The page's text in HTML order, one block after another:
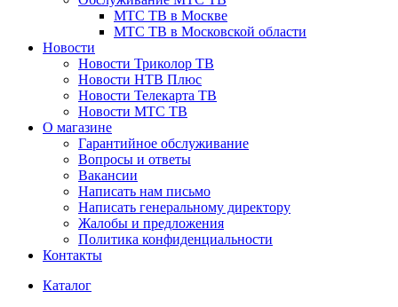
МТС ТВ в Москве
МТС ТВ в Московской области
Новости
Новости Триколор ТВ
Новости НТВ Плюс
Новости Телекарта ТВ
Новости МТС ТВ
О магазине
Гарантийное обслуживание
Вопросы и ответы
Вакансии
Написать нам письмо
Написать генеральному директору
Жалобы и предложения
Политика конфиденциальности
Контакты
Каталог